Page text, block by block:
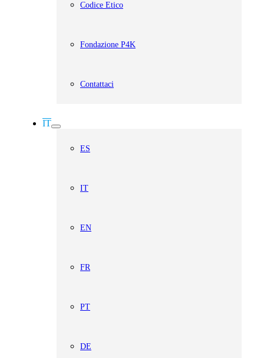
Codice Etico
Fondazione P4K
Contattaci
IT
ES
IT
EN
FR
PT
DE